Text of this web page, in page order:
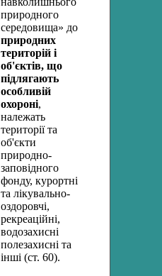
природного
середовища» до
природних
територій і
об'єктів, що
підлягають
особливій
охороні,
належать
території та
об'єкти
природно-
заповідного
фонду, курортні
та лікувально-
оздоровчі,
рекреаційні,
водозахисні
полезахисні та
інші (ст. 60).